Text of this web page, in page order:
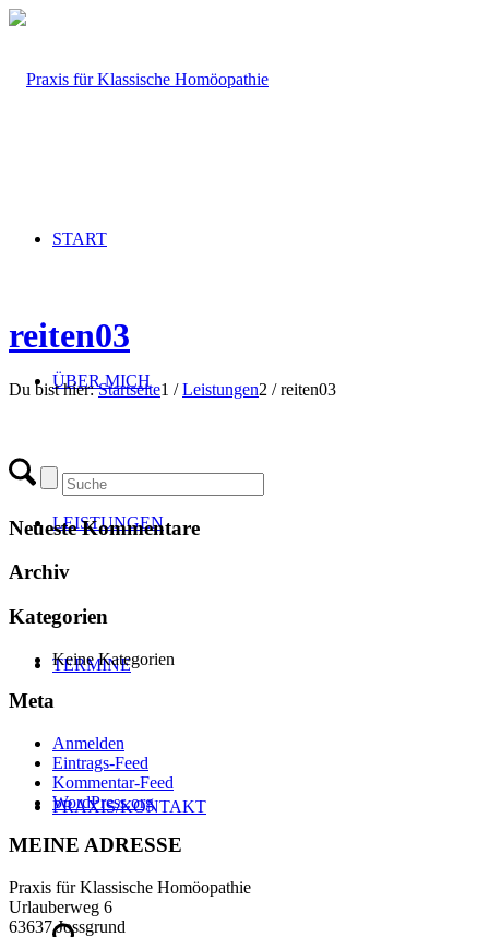
START
ÜBER MICH
LEISTUNGEN
TERMINE
PRAXIS/KONTAKT
reiten03
Du bist hier: Startseite1 / Leistungen2 / reiten03
Neueste Kommentare
Archiv
Kategorien
Keine Kategorien
Meta
Anmelden
Eintrags-Feed
Kommentar-Feed
WordPress.org
MEINE ADRESSE
Praxis für Klassische Homöopathie
Urlauberweg 6
63637 Jossgrund